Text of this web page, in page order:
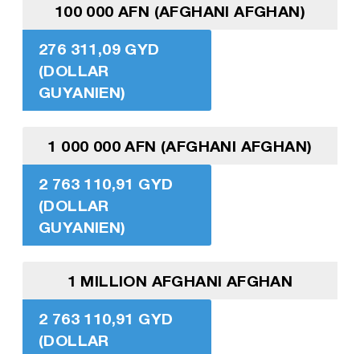
100 000 AFN (AFGHANI AFGHAN)
276 311,09 GYD
(DOLLAR
GUYANIEN)
1 000 000 AFN (AFGHANI AFGHAN)
2 763 110,91 GYD
(DOLLAR
GUYANIEN)
1 MILLION AFGHANI AFGHAN
2 763 110,91 GYD
(DOLLAR